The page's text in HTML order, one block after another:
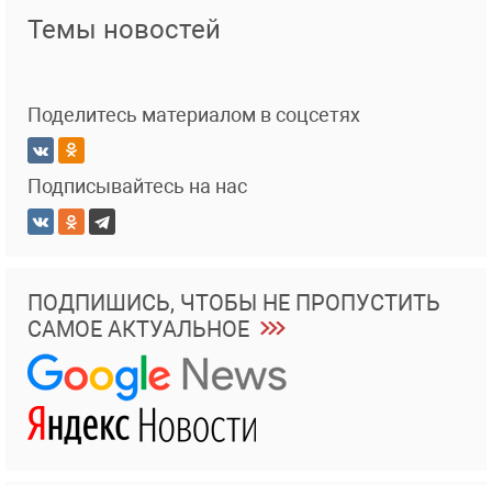
Темы новостей
Поделитесь материалом в соцсетях
Подписывайтесь на нас
ПОДПИШИСЬ, ЧТОБЫ НЕ ПРОПУСТИТЬ
САМОЕ АКТУАЛЬНОЕ